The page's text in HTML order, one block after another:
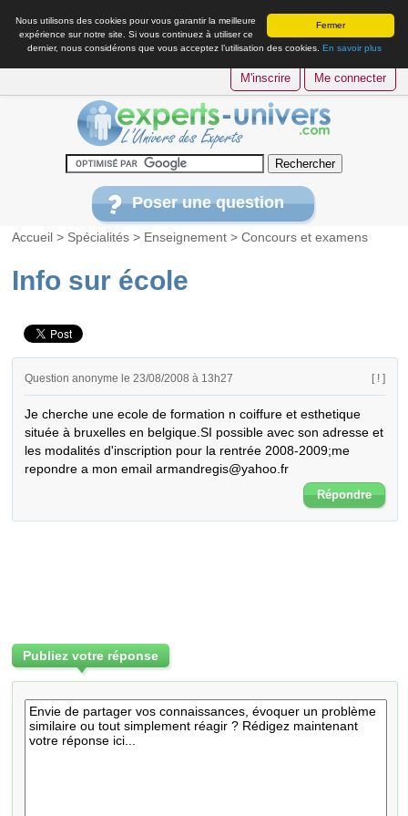
Fermer
Nous utilisons des cookies pour vous garantir la meilleure
expérience sur notre site. Si vous continuez à utiliser ce
dernier, nous considérons que vous acceptez l’utilisation des cookies. En savoir plus
M'inscrire Me connecter
Poser une question
Accueil > Spécialités > Enseignement >Concours et examens
Info sur école
Question anonyme le 23/08/2008 à 13h27 [ ! ]
Je cherche une ecole de formation n coiffure et esthetique
située à bruxelles en belgique.SI possible avec son adresse et
les modalités d'inscription pour la rentrée 2008-2009;me
repondre a mon email armandregis@yahoo.fr
Répondre
Publiez votre réponse